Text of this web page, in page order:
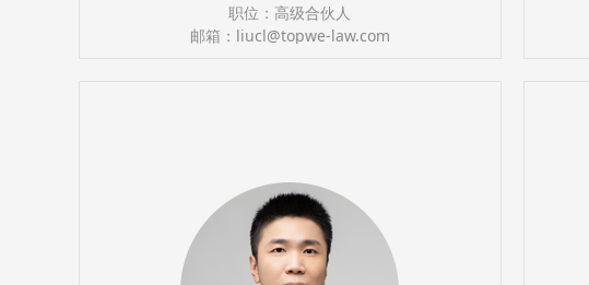
职位：高级合伙人
邮箱：liucl@topwe-law.com